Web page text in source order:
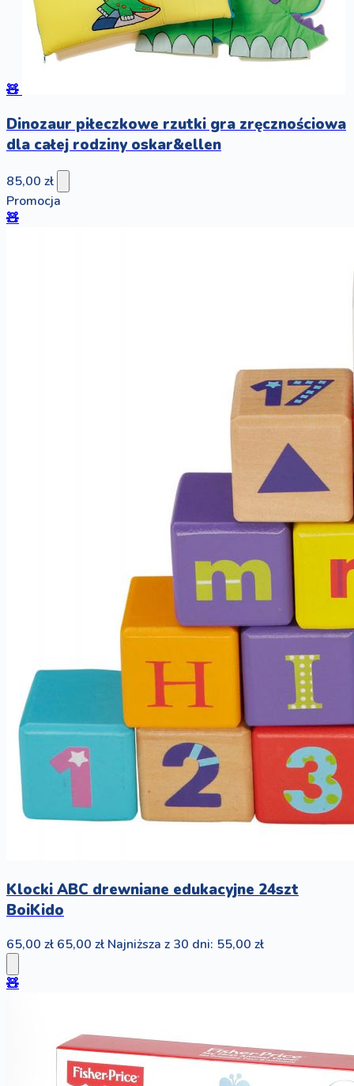
🧸
Dinozaur piłeczkowe rzutki gra zręcznościowa
dla całej rodziny oskar&ellen
85,00 zł
Promocja
🧸
Klocki ABC drewniane edukacyjne 24szt
BoiKido
65,00 zł 65,00 zł Najniższa z 30 dni: 55,00 zł
🧸